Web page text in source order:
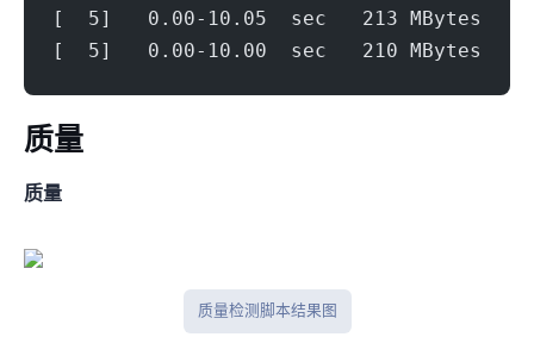
[  5]   0.00-10.05  sec   213 MBytes
[  5]   0.00-10.00  sec   210
ip质量
IPV4质量
IP质量检测脚本结果图